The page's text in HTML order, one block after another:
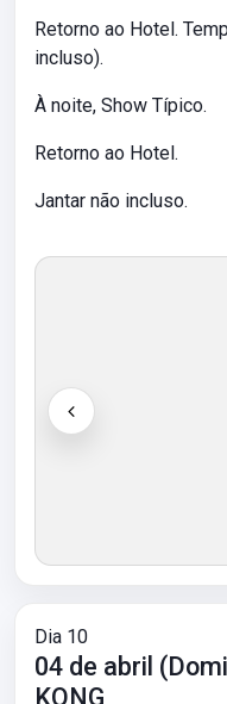
Retorno ao Hotel.
incluso).
À noite, Show Típico.
Retorno ao Hotel.
Jantar não incluso.
Dia 10
04 de abril
KONG